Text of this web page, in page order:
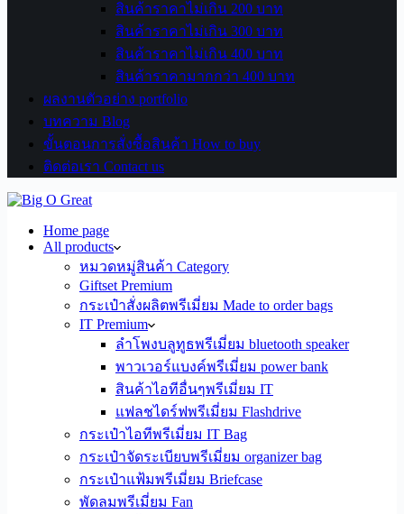
สินค้าราคาไม่เกิน 200 บาท
สินค้าราคาไม่เกิน 300 บาท
สินค้าราคาไม่เกิน 400 บาท
สินค้าราคามากกว่า 400 บาท
ผลงานตัวอย่าง portfolio
บทความ Blog
ขั้นตอนการสั่งซื้อสินค้า How to buy
ติดต่อเรา Contact us
Home page
All products
หมวดหมู่สินค้า Category
Giftset Premium
กระเป๋าสั่งผลิตพรีเมี่ยม Made to order bags
IT Premium
ลำโพงบลูทูธพรีเมี่ยม bluetooth speaker
พาวเวอร์แบงค์พรีเมี่ยม power bank
สินค้าไอทีอื่นๆพรีเมี่ยม IT
แฟลชไดร์ฟพรีเมี่ยม Flashdrive
กระเป๋าไอทีพรีเมี่ยม IT Bag
กระเป๋าจัดระเบียบพรีเมี่ยม organizer bag
กระเป๋าแฟ้มพรีเมี่ยม Briefcase
พัดลมพรีเมี่ยม Fan